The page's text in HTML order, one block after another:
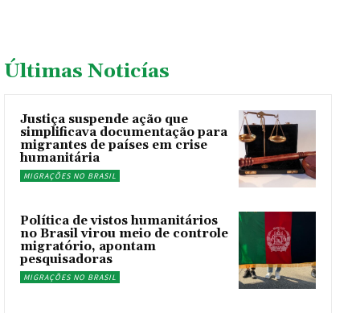
Últimas Noticías
Justiça suspende ação que
simplificava documentação para
migrantes de países em crise
humanitária
MIGRAÇÕES NO BRASIL
Política de vistos humanitários
no Brasil virou meio de controle
migratório, apontam
pesquisadoras
MIGRAÇÕES NO BRASIL